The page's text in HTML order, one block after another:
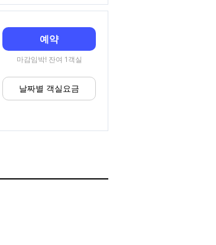
예약
마감임박! 잔여 1객실
날짜별 객실요금